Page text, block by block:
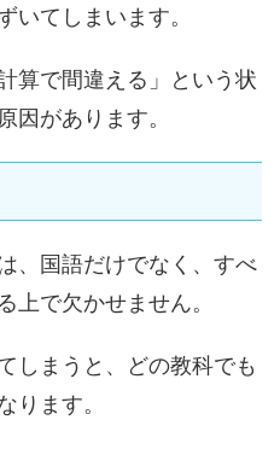
いてしまいます。
算で間違える」という状
因があります。
、国語だけでなく、すべ
上で欠かせません。
しまうと、どの教科でも
ります。